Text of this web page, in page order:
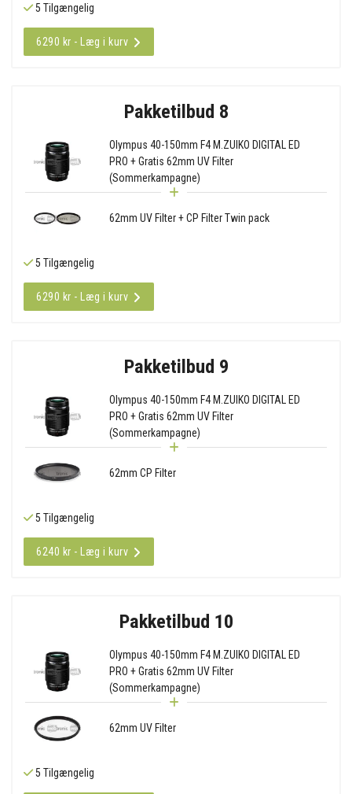
5 Tilgængelig
6290 kr - Læg i kurv
Pakketilbud 8
Olympus 40-150mm F4 M.ZUIKO DIGITAL ED
PRO + Gratis 62mm UV Filter
(Sommerkampagne)
62mm UV Filter + CP Filter Twin pack
5 Tilgængelig
6290 kr - Læg i kurv
Pakketilbud 9
Olympus 40-150mm F4 M.ZUIKO DIGITAL ED
PRO + Gratis 62mm UV Filter
(Sommerkampagne)
62mm CP Filter
5 Tilgængelig
6240 kr - Læg i kurv
Pakketilbud 10
Olympus 40-150mm F4 M.ZUIKO DIGITAL ED
PRO + Gratis 62mm UV Filter
(Sommerkampagne)
62mm UV Filter
5 Tilgængelig